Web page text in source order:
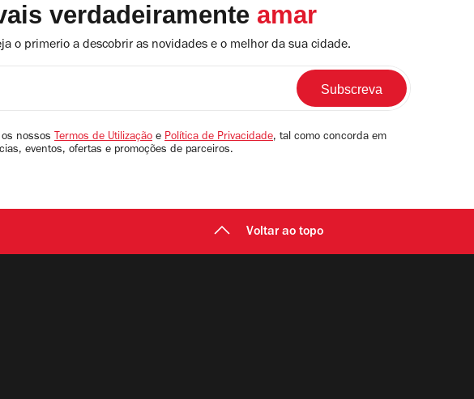
verdadeiramente amar
o primerio a descobrir as novidades e o melhor da sua cidade.
nossos Termos de Utilização e Política de Privacidade, tal como concorda em
eventos, ofertas e promoções de parceiros.
Voltar ao topo